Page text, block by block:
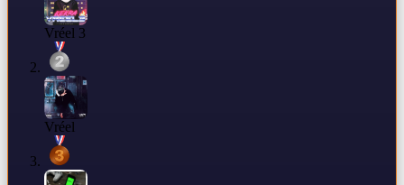
Vréel 3
Vréel